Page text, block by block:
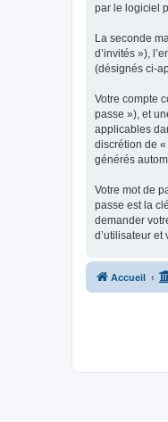
par le logiciel
La seconde
d’invités »),
(désignés ci-
Votre compte
passe »), et
applicables
discrétion de
générés
Votre mot de
passe est la
demander
d’utilisateur
Accueil